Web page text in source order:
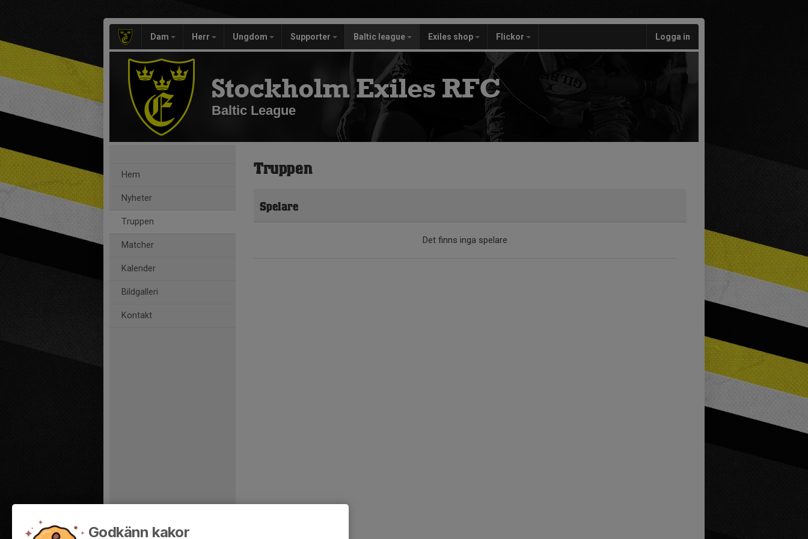
Dam Herr Ungdom Supporter Baltic league Exiles shop Flickor Logga in
Stockholm Exiles RFC
Baltic League
Hem
Nyheter
Truppen
Matcher
Kalender
Bildgalleri
Kontakt
Truppen
Spelare
Det finns inga spelare
Godkänn kakor